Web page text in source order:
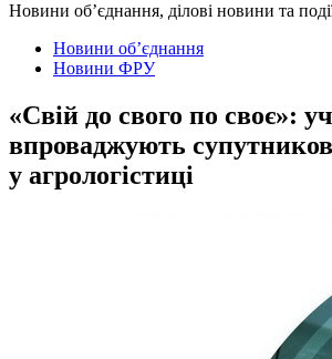
Новини об’єднання, ділові новини та
Новини об’єднання
Новини ФРУ
«Свій до свого по своє»:
впроваджують
у агрологістиці